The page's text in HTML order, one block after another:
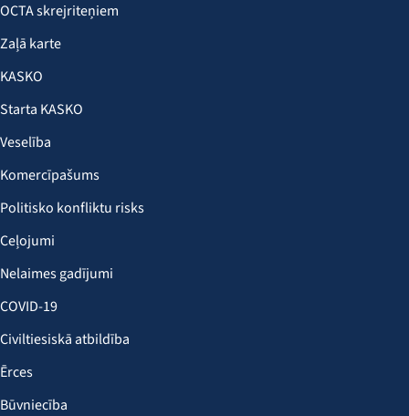
OCTA skrejriteņiem
Zaļā karte
KASKO
Starta KASKO
Veselība
Komercīpašums
Politisko konfliktu risks
Ceļojumi
Nelaimes gadījumi
COVID-19
Civiltiesiskā atbildība
Ērces
Būvniecība